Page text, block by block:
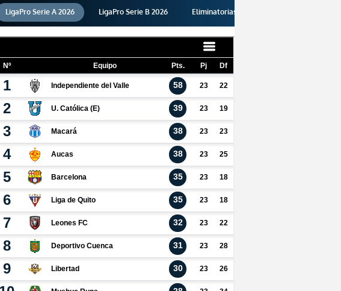
LigaPro Serie A 2026 LigaPro Serie B 2026 Eliminatorias 2026